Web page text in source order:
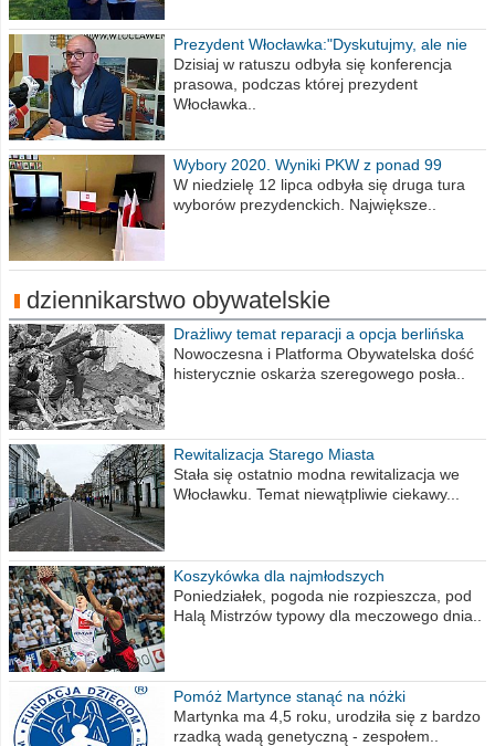
Prezydent Włocławka:"Dyskutujmy, ale nie
obrażajmy się”
Dzisiaj w ratuszu odbyła się konferencja
prasowa, podczas której prezydent
Włocławka..
Wybory 2020. Wyniki PKW z ponad 99
procent obwodów
W niedzielę 12 lipca odbyła się druga tura
wyborów prezydenckich. Największe..
dziennikarstwo obywatelskie
Drażliwy temat reparacji a opcja berlińska
Nowoczesna i Platforma Obywatelska dość
histerycznie oskarża szeregowego posła..
Rewitalizacja Starego Miasta
Stała się ostatnio modna rewitalizacja we
Włocławku. Temat niewątpliwie ciekawy...
Koszykówka dla najmłodszych
Poniedziałek, pogoda nie rozpieszcza, pod
Halą Mistrzów typowy dla meczowego dnia..
Pomóż Martynce stanąć na nóżki
Martynka ma 4,5 roku, urodziła się z bardzo
rzadką wadą genetyczną - zespołem..